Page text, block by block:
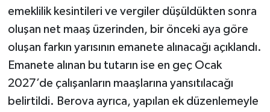
emeklilik kesintileri ve vergiler düşüldükten sonra
oluşan net maaş üzerinden, bir önceki aya göre
oluşan farkın yarısının emanete alınacağı açıklandı.
Emanete alınan bu tutarın ise en geç Ocak
2027’de çalışanların maaşlarına yansıtılacağı
belirtildi. Berova ayrıca, yapılan ek düzenlemeyle